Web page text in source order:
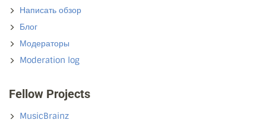
Написать обзор
Блог
Модераторы
Moderation log
Fellow Projects
MusicBrainz